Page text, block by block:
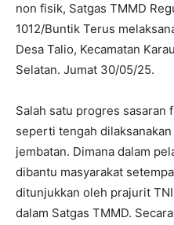
non fisik, Satgas TMMD
1012/Buntik Terus
Desa Talio, Kecamatan
Selatan. Jumat 30/05/25.
Salah satu progres sasaran
seperti tengah
jembatan. Dimana dalam
dibantu masyarakat
ditunjukkan oleh prajurit
dalam Satgas TMMD.